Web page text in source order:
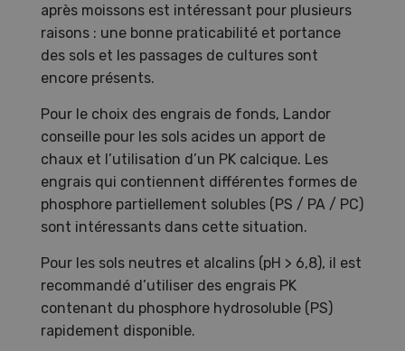
après moissons est intéressant pour plusieurs
raisons : une bonne praticabilité et portance
des sols et les passages de cultures sont
encore présents.
Pour le choix des engrais de fonds, Landor
conseille pour les sols acides un apport de
chaux et l’utilisation d’un PK calcique. Les
engrais qui contiennent différentes formes de
phosphore partiellement solubles (PS / PA / PC)
sont intéressants dans cette situation.
Pour les sols neutres et alcalins (pH > 6,8), il est
recommandé d’utiliser des engrais PK
contenant du phosphore hydrosoluble (PS)
rapidement disponible.